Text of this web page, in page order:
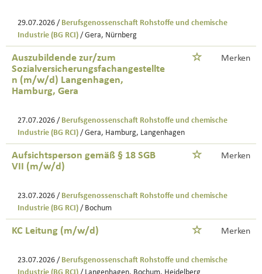
29.07.2026 / Berufsgenossenschaft Rohstoffe und chemische
Industrie (BG RCI) / Gera, Nürnberg
Auszubildende zur/zum
Sozialversicherungsfachangestellte
n (m/w/d) Langenhagen,
Hamburg, Gera
Merken
27.07.2026 / Berufsgenossenschaft Rohstoffe und chemische
Industrie (BG RCI) / Gera, Hamburg, Langenhagen
Aufsichtsperson gemäß § 18 SGB
VII (m/w/d)
Merken
23.07.2026 / Berufsgenossenschaft Rohstoffe und chemische
Industrie (BG RCI) / Bochum
KC Leitung (m/w/d) Merken
23.07.2026 / Berufsgenossenschaft Rohstoffe und chemische